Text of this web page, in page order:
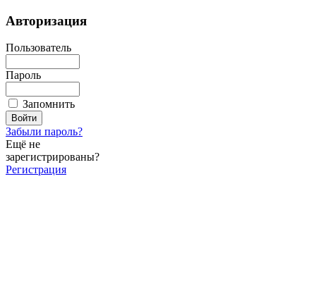
Авторизация
Пользователь
Пароль
Запомнить
Забыли пароль?
Ещё не
зарегистрированы?
Регистрация